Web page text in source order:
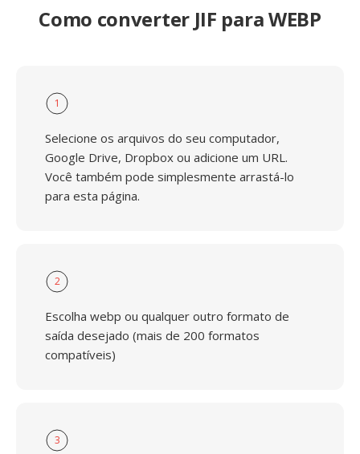
Como converter JIF para WEBP
1
Selecione os arquivos do seu computador,
Google Drive, Dropbox ou adicione um URL.
Você também pode simplesmente arrastá-lo
para esta página.
2
Escolha webp ou qualquer outro formato de
saída desejado (mais de 200 formatos
compatíveis)
3